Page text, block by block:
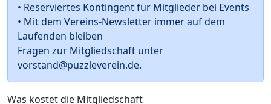
• Reserviertes Kontingent für Mitglieder bei Events
• Mit dem Vereins-Newsletter immer auf dem
Laufenden bleiben
Fragen zur Mitgliedschaft unter
vorstand@puzzleverein.de.
Was kostet die Mitgliedschaft